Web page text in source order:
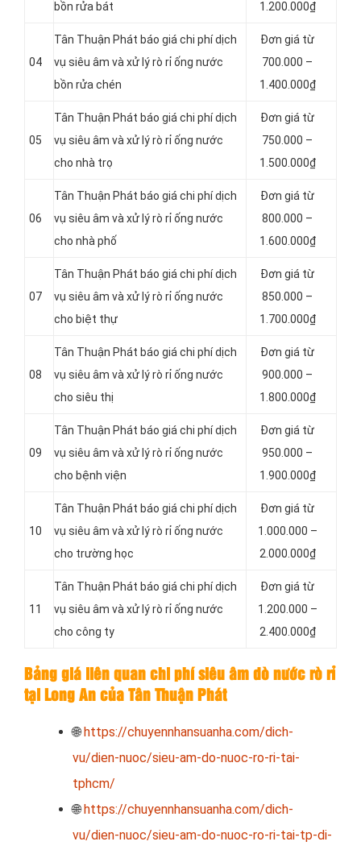
bồn rửa bát
1.200.000₫
04
Tân Thuận Phát báo giá chi phí dịch
vụ siêu âm và xử lý rò rỉ ống nước
bồn rửa chén
Đơn giá từ
700.000 –
1.400.000₫
05
Tân Thuận Phát báo giá chi phí dịch
vụ siêu âm và xử lý rò rỉ ống nước
cho nhà trọ
Đơn giá từ
750.000 –
1.500.000₫
06
Tân Thuận Phát báo giá chi phí dịch
vụ siêu âm và xử lý rò rỉ ống nước
cho nhà phố
Đơn giá từ
800.000 –
1.600.000₫
07
Tân Thuận Phát báo giá chi phí dịch
vụ siêu âm và xử lý rò rỉ ống nước
cho biệt thự
Đơn giá từ
850.000 –
1.700.000₫
08
Tân Thuận Phát báo giá chi phí dịch
vụ siêu âm và xử lý rò rỉ ống nước
cho siêu thị
Đơn giá từ
900.000 –
1.800.000₫
09
Tân Thuận Phát báo giá chi phí dịch
vụ siêu âm và xử lý rò rỉ ống nước
cho bệnh viện
Đơn giá từ
950.000 –
1.900.000₫
10
Tân Thuận Phát báo giá chi phí dịch
vụ siêu âm và xử lý rò rỉ ống nước
cho trường học
Đơn giá từ
1.000.000 –
2.000.000₫
11
Tân Thuận Phát báo giá chi phí dịch
vụ siêu âm và xử lý rò rỉ ống nước
cho công ty
Đơn giá từ
1.200.000 –
2.400.000₫
Bảng giá liên quan chi phí siêu âm dò nước rò rỉ
tại Long An của Tân Thuận Phát
🌐https://chuyennhansuanha.com/dich-
vu/dien-nuoc/sieu-am-do-nuoc-ro-ri-tai-
tphcm/
🌐https://chuyennhansuanha.com/dich-
vu/dien-nuoc/sieu-am-do-nuoc-ro-ri-tai-tp-di-